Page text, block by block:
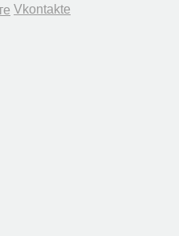
Vkontakte